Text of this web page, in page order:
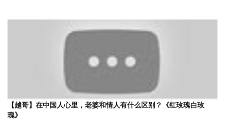
【越哥】在中国人心里，老婆和情人有什么区别？《红玫瑰白玫
瑰》